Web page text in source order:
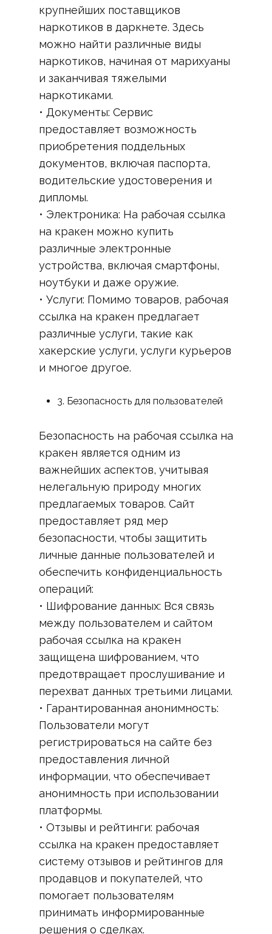
крупнейших поставщиков
наркотиков в даркнете. Здесь
можно найти различные виды
наркотиков, начиная от марихуаны
и заканчивая тяжелыми
наркотиками.
• Документы: Сервис
предоставляет возможность
приобретения поддельных
документов, включая паспорта,
водительские удостоверения и
дипломы.
• Электроника: На рабочая ссылка
на кракен можно купить
различные электронные
устройства, включая смартфоны,
ноутбуки и даже оружие.
• Услуги: Помимо товаров, рабочая
ссылка на кракен предлагает
различные услуги, такие как
хакерские услуги, услуги курьеров
и многое другое.
3. Безопасность для пользователей
Безопасность на рабочая ссылка на
кракен является одним из
важнейших аспектов, учитывая
нелегальную природу многих
предлагаемых товаров. Сайт
предоставляет ряд мер
безопасности, чтобы защитить
личные данные пользователей и
обеспечить конфиденциальность
операций:
• Шифрование данных: Вся связь
между пользователем и сайтом
рабочая ссылка на кракен
защищена шифрованием, что
предотвращает прослушивание и
перехват данных третьими лицами.
• Гарантированная анонимность:
Пользователи могут
регистрироваться на сайте без
предоставления личной
информации, что обеспечивает
анонимность при использовании
платформы.
• Отзывы и рейтинги: рабочая
ссылка на кракен предоставляет
систему отзывов и рейтингов для
продавцов и покупателей, что
помогает пользователям
принимать информированные
решения о сделках.